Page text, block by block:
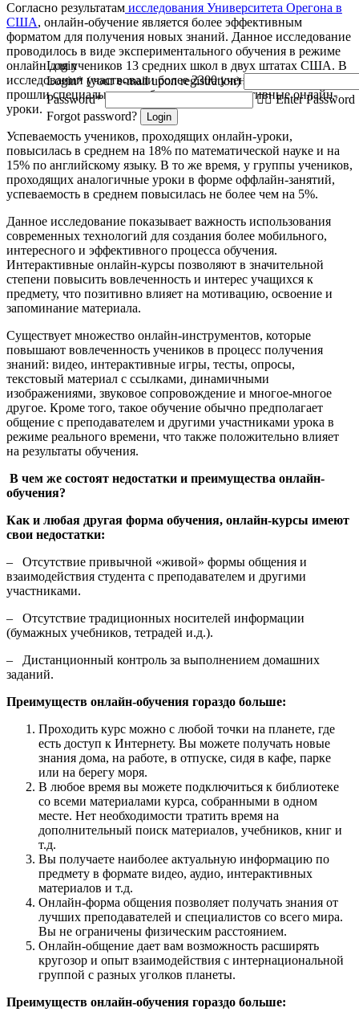
Login
Login* (your e-mail upon registration)
Password*
Enter Password
Forgot password?
Login
Согласно результатам исследования Университета Орегона в
США, онлайн-обучение является более эффективным
форматом для получения новых знаний. Данное исследование
проводилось в виде экспериментального обучения в режиме
онлайн для учеников 13 средних школ в двух штатах США. В
исследовании участвовали более 2300 учеников, которые
прошли специально разработанные интерактивные онлайн-
уроки.
Успеваемость учеников, проходящих онлайн-уроки,
повысилась в среднем на 18% по математической науке и на
15% по английскому языку. В то же время, у группы учеников,
проходящих аналогичные уроки в форме оффлайн-занятий,
успеваемость в среднем повысилась не более чем на 5%.
Данное исследование показывает важность использования
современных технологий для создания более мобильного,
интересного и эффективного процесса обучения.
Интерактивные онлайн-курсы позволяют в значительной
степени повысить вовлеченность и интерес учащихся к
предмету, что позитивно влияет на мотивацию, освоение и
запоминание материала.
Существует множество онлайн-инструментов, которые
повышают вовлеченность учеников в процесс получения
знаний: видео, интерактивные игры, тесты, опросы,
текстовый материал с ссылками, динамичными
изображениями, звуковое сопровождение и многое-многое
другое. Кроме того, такое обучение обычно предполагает
общение с преподавателем и другими участниками урока в
режиме реального времени, что также положительно влияет
на результаты обучения.
В чем же состоят недостатки и преимущества онлайн-
обучения?
Как и любая другая форма обучения, онлайн-курсы имеют
свои недостатки:
–
Отсутствие привычной «живой» формы общения и
взаимодействия студента с преподавателем и другими
участниками.
–
Отсутствие традиционных носителей информации
(бумажных учебников, тетрадей и.д.).
–
Дистанционный контроль за выполнением домашних
заданий.
Преимуществ онлайн-обучения гораздо больше:
Проходить курс можно с любой точки на планете, где
есть доступ к Интернету. Вы можете получать новые
знания дома, на работе, в отпуске, сидя в кафе, парке
или на берегу моря.
В любое время вы можете подключиться к библиотеке
со всеми материалами курса, собранными в одном
месте. Нет необходимости тратить время на
дополнительный поиск материалов, учебников, книг и
т.д.
Вы получаете наиболее актуальную информацию по
предмету в формате видео, аудио, интерактивных
материалов и т.д.
Онлайн-форма общения позволяет получать знания от
лучших преподавателей и специалистов со всего мира.
Вы не ограничены физическим расстоянием.
Онлайн-общение дает вам возможность расширять
кругозор и опыт взаимодействия с интернациональной
группой с разных уголков планеты.
Преимуществ онлайн-обучения гораздо больше: